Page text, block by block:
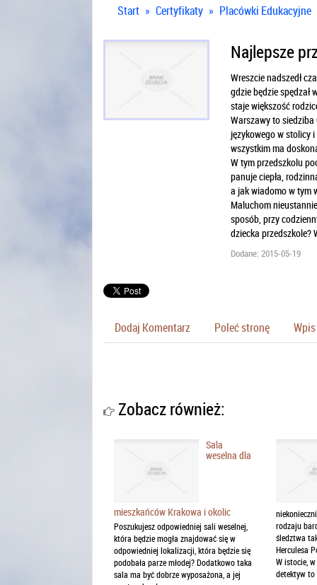
Start » Certyfikaty » Placówki Edukacyjne
Najlepsze
Wreszcie nadszedł
gdzie będzie
staje większość
Warszawy to
językowego w stolicy
wszystkim ma
W tym przedszkolu
panuje ciepła,
a jak wiadomo w tym
Maluchom
sposób, przy
dziecka przedszkole?
Dodane: 2015-05-19
Dodaj Komentarz Poleć stronę
Zobacz również:
Sala
weselna dla
mieszkańców Krakowa i okolic
Poszukujesz odpowiedniej sali weselnej,
która będzie mogła znajdować się w
odpowiedniej lokalizacji, która będzie się
podobała parze młodej? Dodatkowo taka
sala ma być dobrze wyposażona, a jej
rodzaju
śledztwa
Herculesa
W istocie,
detektyw